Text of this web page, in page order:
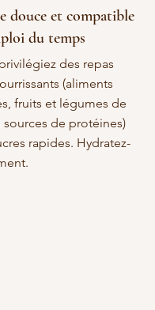
douce et compatible
du temps
privilégiez des repas
(aliments
fruits et légumes de
sources de protéines)
rapides. Hydratez-